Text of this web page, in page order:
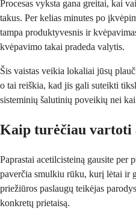
Procesas vyksta gana greitai, kai
takus. Per kelias minutes po
tampa produktyvesnis ir
kvėpavimo takai pradeda valytis.
Šis vaistas veikia lokaliai jūsų
o tai reiškia, kad jis gali suteikti
sisteminių šalutinių poveikių nei
Kaip turėčiau vartoti
Paprastai acetilcisteiną gausite per
paverčia smulkiu rūku, kurį lėtai ir
priežiūros paslaugų teikėjas
konkretų prietaisą.